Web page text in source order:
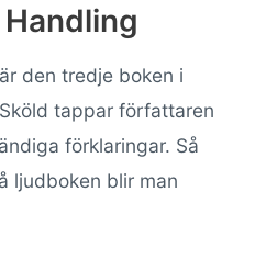
den tredje boken i
tappar författaren
förklaringar. Så
ljudboken blir man